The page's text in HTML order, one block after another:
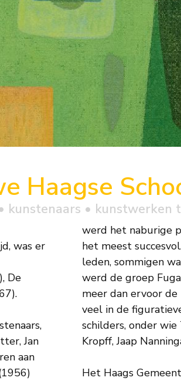
Haagse
kunstenaars • kunstwerken
was er
De
Jan
aan
werd het naburige
het meest
leden, sommigen
werd de groep
meer dan ervoor
veel in de
Joop
Kropff, Jaap
Het Haags